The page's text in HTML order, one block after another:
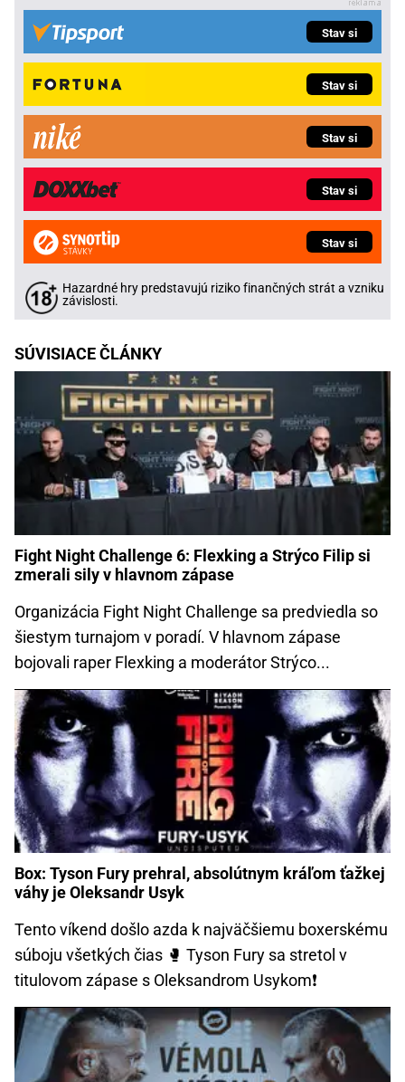
Stav si
Stav si
Stav si
Stav si
Stav si
Hazardné hry predstavujú riziko finančných strát a vzniku
závislosti.
SÚVISIACE ČLÁNKY
Fight Night Challenge 6: Flexking a Strýco Filip si
zmerali sily v hlavnom zápase
Organizácia Fight Night Challenge sa predviedla so
šiestym turnajom v poradí. V hlavnom zápase
bojovali raper Flexking a moderátor Strýco...
Box: Tyson Fury prehral, absolútnym kráľom ťažkej
váhy je Oleksandr Usyk
Tento víkend došlo azda k najväčšiemu boxerskému
súboju všetkých čias 🥊️ Tyson Fury sa stretol v
titulovom zápase s Oleksandrom Usykom❗